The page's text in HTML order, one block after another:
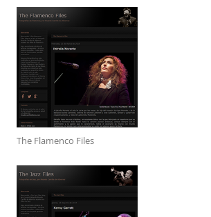
The Flamenco Files